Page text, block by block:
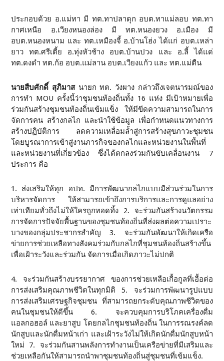
ประกอบด้วย อ.แม่ทา มี ทต.ทาปลาดุก อบต.ทาแม่ลอบ ทต.ทา
กาศเหนือ อ.เวียงหนองล่อง มี ทต.หนองยวง อ.เมือง มี
อบต.หนองหนาม และ ทต.เหมืองจี้ อ.บ้านโฮ่ง ได้แก่ อบต.เหล่า
ยาว ทต.ศรีเตี้ย อ.ทุ่งหัวช้าง อบต.บ้านปวง และ อ.ลี้ ได้แด่
ทต.ดงดำ ทต.ก้อ อบต.แม่ลาน อบต.เวียงแก้ว และ ทต.แม่ตืน
นายสืบศักดิ์ สุภิมาสนายก ทต. วังผาง กล่าวถึงเจตนารมณ์ของ
การทำ MOU ครั้งนี้ว่าชุมชนท้องถิ่นทั้ง 16 แห่ง มีเป้าหมายเพื่อ
ร่วมกันสร้างชุมชนท้องถิ่นเข้มแข็ง ให้มีขีดความสามารถในการ
จัดการคน สร้างกลไก และนำใช้ข้อมูล เพื่อกำหนดแนวทางการ
สร้างปฏิบัติการ ลดความเหลื่อมล้ำสู่การสร้างสุขภาวะชุมชน
โดยบูรณาการเข้าสู่งานภารกิจของกลไกและหน่วยงานในพื้นที่
และหน่วยงานที่เกี่ยวข้อง ซึ่งได้ตกลงร่วมกันขับเคลื่อนงาน 7
ประการ คือ
1. ส่งเสริมให้ทุก อปท. มีการพัฒนากลไกแบบมีส่วนร่วมในการ
บริหารจัดการ ให้สามารถเข้าถึงการบริการและการดูแลอย่าง
เท่าเทียมทั่วถึงไม่ให้ใครถูกทอดทิ้ง 2. จะร่วมกันสร้างนวัตกรรม
การจัดการปัจจัยพื้นฐานของชุมชนท้องถิ่นที่ส่งผลต่อความเปราะ
บางของกลุ่มประชากรสำคัญ 3. จะร่วมกันพัฒนาให้เกิดเครือ
ข่ายการช่วยเหลือทางสังคมร่วมกับกลไกที่ชุมชนท้องถิ่นสร้างขึ้น
เพื่อเฝ้าระวังและร่วมกัน จัดการเมื่อเกิดภาวะไม่ปกติ
4. จะร่วมกันสร้างบรรยากาศ ของการช่วยเหลือเกื้อกูลที่เอื้อต่อ
การส่งเสริมคุณภาพชีวิตในทุกมิติ 5. จะร่วมการพัฒนารูปแบบ
การส่งเสริมเศรษฐกิจชุมชน ที่สามารถยกระดับคุณภาพชีวิตของ
คนในชุมชนให้ดีขึ้น 6. จะควบคุมการบริโภคเครื่องดื่ม
แอลกอฮอล์ และยาสูบ โดยกลไกชุมชนท้องถิ่น ในการรณรงค์ลด
นักสูบและนักดื่มหน้าเก่า และเฝ้าระวังไม่ให้เกิดนักดื่มนักสูบหน้า
ใหม่ 7. จะร่วมกันสานพลังการทำงานเป็นเครือข่ายที่มีเสริมและ
ช่วยเหลือกันให้สามารถนำพาชุมชนท้องถิ่นสู่ชุมชนที่เข้มแข็ง.